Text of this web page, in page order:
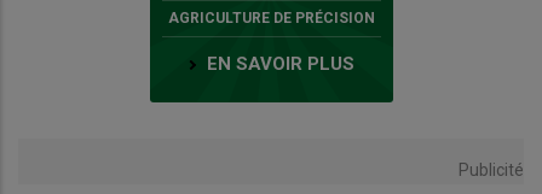
AGRICULTURE DE PRÉCISION
EN SAVOIR PLUS
Publicité